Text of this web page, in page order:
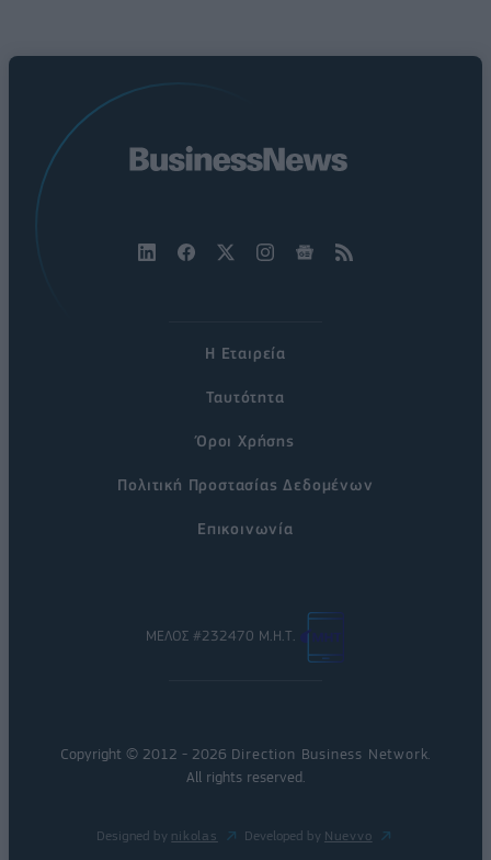
Η Εταιρεία
Ταυτότητα
Όροι Χρήσης
Πολιτική Προστασίας Δεδομένων
Επικοινωνία
ΜΕΛΟΣ #232470 Μ.Η.Τ.
Copyright © 2012 - 2026 Direction Business Network.
All rights reserved.
Designed by nikolas Developed by Nuevvo